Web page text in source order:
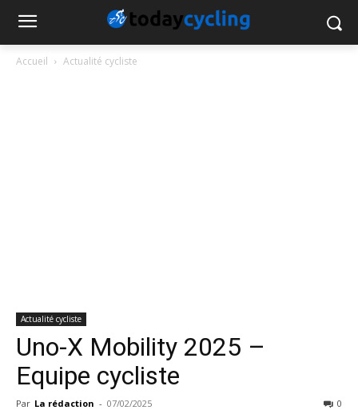
Accueil Actualité cycliste
Actualité cycliste
Uno-X Mobility 2025 –
Equipe cycliste
Par La rédaction - 07/02/2025 0